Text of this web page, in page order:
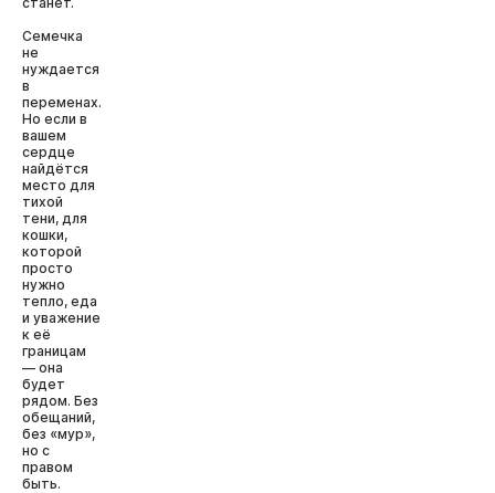
Семечка
не
нуждается
в
переменах.
Но если в
вашем
сердце
найдётся
место для
тихой
тени, для
кошки,
которой
просто
нужно
тепло, еда
и уважение
к её
границам
— она
будет
рядом. Без
обещаний,
без «мур»,
но с
правом
быть.